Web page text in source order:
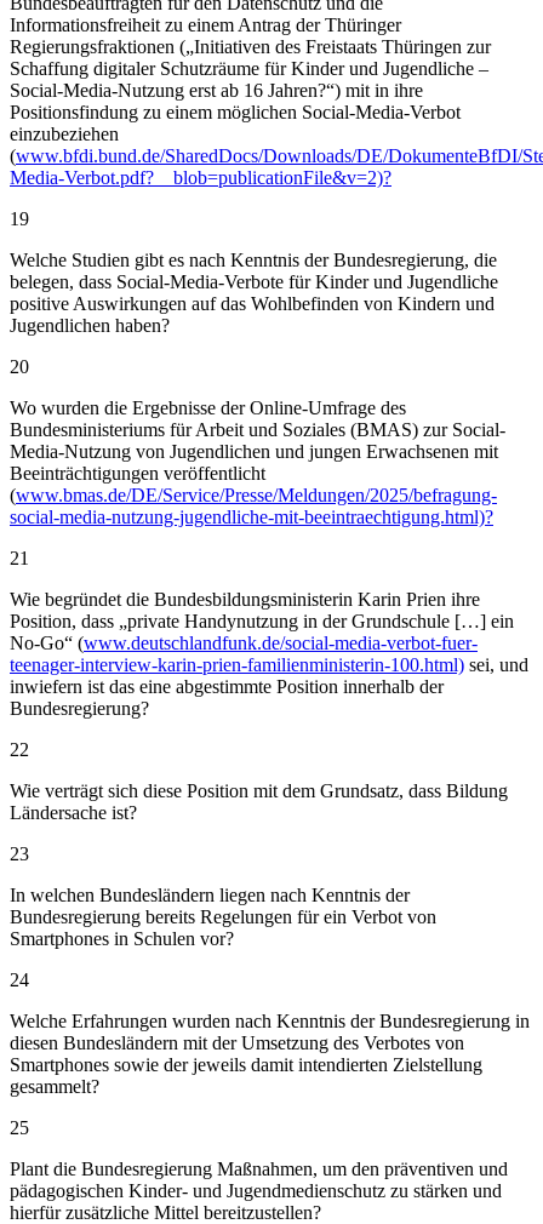
Informationsfreiheit zu einem Antrag der Thüringer
Regierungsfraktionen („Initiativen des Freistaats Thüringen zur
Schaffung digitaler Schutzräume für Kinder und Jugendliche –
Social-Media-Nutzung erst ab 16 Jahren?“) mit in ihre
Positionsfindung zu einem möglichen Social-Media-Verbot
einzubeziehen
(www.bfdi.bund.de/SharedDocs/Downloads/DE/DokumenteBfDI/
Media-Verbot.pdf?__blob=publicationFile&v=2)?
19
Welche Studien gibt es nach Kenntnis der Bundesregierung, die
belegen, dass Social-Media-Verbote für Kinder und Jugendliche
positive Auswirkungen auf das Wohlbefinden von Kindern und
Jugendlichen haben?
20
Wo wurden die Ergebnisse der Online-Umfrage des
Bundesministeriums für Arbeit und Soziales (BMAS) zur Social-
Media-Nutzung von Jugendlichen und jungen Erwachsenen mit
Beeinträchtigungen veröffentlicht
(www.bmas.de/DE/Service/Presse/Meldungen/2025/befragung-
social-media-nutzung-jugendliche-mit-beeintraechtigung.html)?
21
Wie begründet die Bundesbildungsministerin Karin Prien ihre
Position, dass „private Handynutzung in der Grundschule […] ein
No-Go“ (www.deutschlandfunk.de/social-media-verbot-fuer-
teenager-interview-karin-prien-familienministerin-100.html) sei, und
inwiefern ist das eine abgestimmte Position innerhalb der
Bundesregierung?
22
Wie verträgt sich diese Position mit dem Grundsatz, dass Bildung
Ländersache ist?
23
In welchen Bundesländern liegen nach Kenntnis der
Bundesregierung bereits Regelungen für ein Verbot von
Smartphones in Schulen vor?
24
Welche Erfahrungen wurden nach Kenntnis der Bundesregierung in
diesen Bundesländern mit der Umsetzung des Verbotes von
Smartphones sowie der jeweils damit intendierten Zielstellung
gesammelt?
25
Plant die Bundesregierung Maßnahmen, um den präventiven und
pädagogischen Kinder- und Jugendmedienschutz zu stärken und
hierfür zusätzliche Mittel bereitzustellen?